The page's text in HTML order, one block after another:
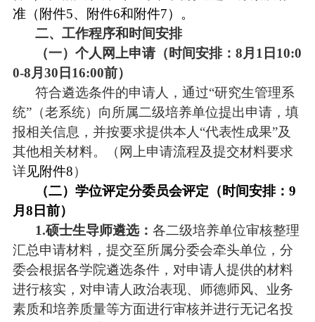
准（附件5、附件6和附件7） 。
二、工作程序和时间安排
（一）个人网上申请（时间安排： 8月1日10:0
0-8月30日16:00前）
符合遴选条件的申请人，通过“研究生管理系
统”（老系统） 向所属二级培养单位提出申请，填
报相关信息，并按要求提供本人“代表性成果”及
其他相关材料。（网上申请流程及提交材料要求
详见附件8）
（二）学位评定分委员会评定（时间安排： 9
月8日前）
1.硕士生导师遴选： 各二级培养单位审核整理
汇总申请材料，提交至所属分委会牵头单位，分
委会根据各学院遴选条件，对申请人提供的材料
进行核实，对申请人政治表现、师德师风、业务
素质和培养质量等方面进行审核并进行无记名投